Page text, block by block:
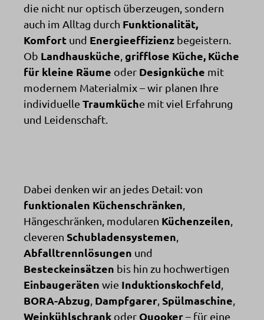
die nicht nur optisch überzeugen, sondern
auch im Alltag durch Funktionalität,
Komfort und Energieeffizienz begeistern.
Ob Landhausküche grifflose Küche, Küche
für kleine Räume oder Designküche mit
modernem Materialmix – wir planen Ihre
individuelle Traumküche mit viel Erfahrung
und Leidenschaft.
Dabei denken wir an jedes Detail: von
funktionalen Küchenschränken
Hängeschränken, modularen Küchenzeilen
cleveren Schubladensystemen
Abfalltrennlösungen und
Besteckeinsätzen bis hin zu hochwertigen
Einbaugeräten wie Induktionskochfeld
BORA-Abzug Dampfgarer Spülmaschine
Weinkühlschrank oder Quooker– für eine